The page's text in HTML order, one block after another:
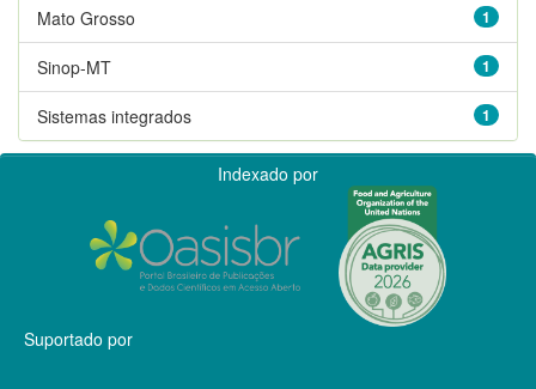
1
Mato Grosso
1
Sinop-MT
1
Sistemas integrados
Indexado por
Suportado por